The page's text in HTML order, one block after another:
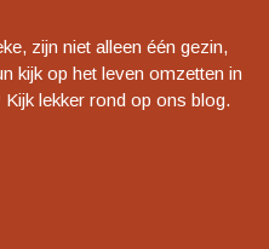
zijn niet alleen één gezin,
kijk op het leven omzetten in
lekker rond op ons blog.